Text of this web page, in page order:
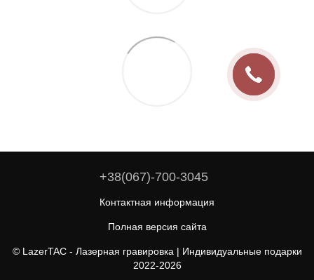
+38(067)-700-3045
Контактная информация
Полная версия сайта
© LazerTAC - Лазерная гравировка | Индивидуальные подарки
2022-2026